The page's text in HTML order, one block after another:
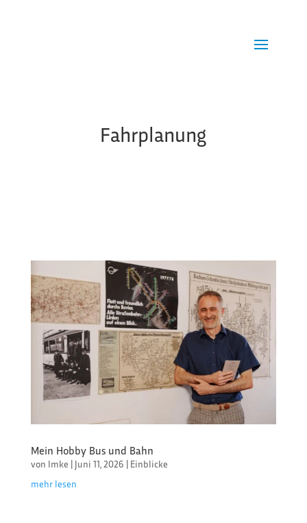
Fahrplanung
Mein Hobby Bus und Bahn
von Imke | Juni 11, 2026 | Einblicke
mehr lesen